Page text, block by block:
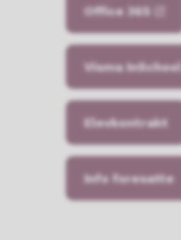
Office 365
Visma InSchool
Elevkontrakt
Info foresatte